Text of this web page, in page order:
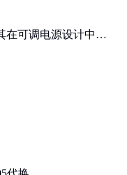
在可调电源设计中的